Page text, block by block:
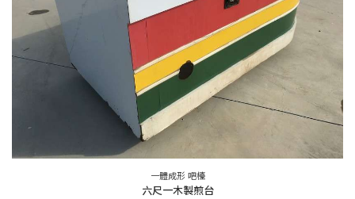
一體成形 吧檯
六尺一木製煎台